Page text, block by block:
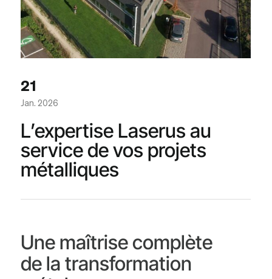
21
Jan. 2026
L’expertise Laserus au
service de vos projets
métalliques
Une maîtrise complète
de la transformation